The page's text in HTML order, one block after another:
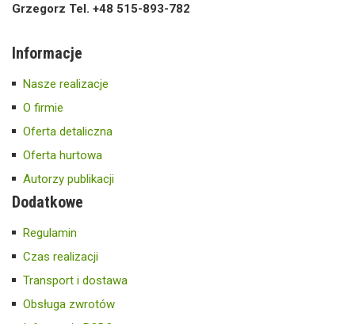
Grzegorz Tel. +48 515-893-782
Informacje
Nasze realizacje
O firmie
Oferta detaliczna
Oferta hurtowa
Autorzy publikacji
Dodatkowe
Regulamin
Czas realizacji
Transport i dostawa
Obsługa zwrotów